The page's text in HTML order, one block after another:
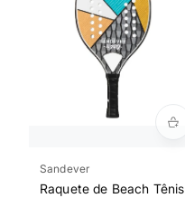
Sandever
Raquete de Beach Tênis